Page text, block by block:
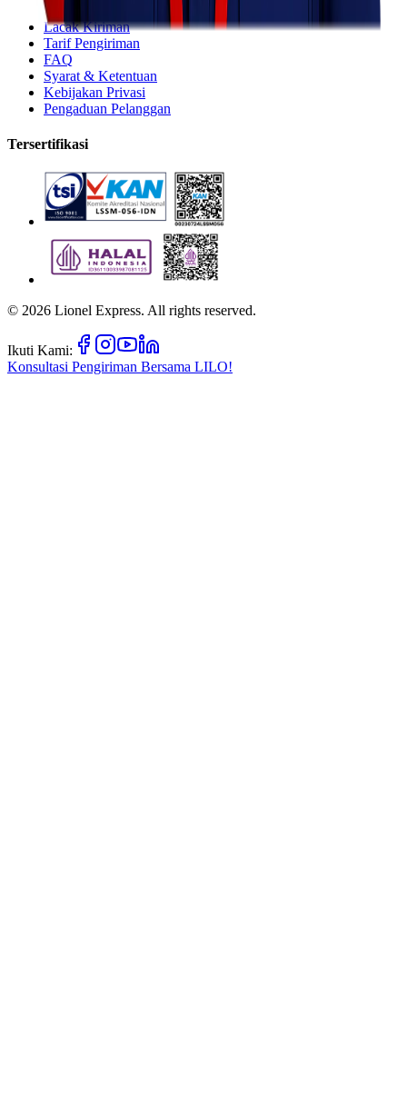
Lacak Kiriman
Tarif Pengiriman
FAQ
Syarat & Ketentuan
Kebijakan Privasi
Pengaduan Pelanggan
Tersertifikasi
© 2026 Lionel Express. All rights reserved.
Ikuti Kami:
Konsultasi Pengiriman Bersama LILO!